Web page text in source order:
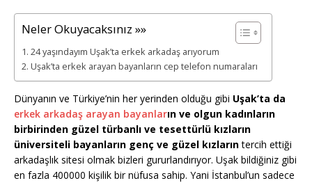
Neler Okuyacaksınız »»
24 yaşındayım Uşak’ta erkek arkadaş arıyorum
Uşak’ta erkek arayan bayanların cep telefon numaraları
Dünyanın ve Türkiye’nin her yerinden olduğu gibi Uşak’ta da
erkek arkadaş arayan bayanların ve olgun kadınların
birbirinden güzel türbanlı ve tesettürlü kızların
üniversiteli bayanların genç ve güzel kızlarıntercih ettiği
arkadaşlık sitesi olmak bizleri gururlandırıyor. Uşak bildiğiniz gibi
en fazla 400000 kişilik bir nüfusa sahip. Yani İstanbul’un sadece